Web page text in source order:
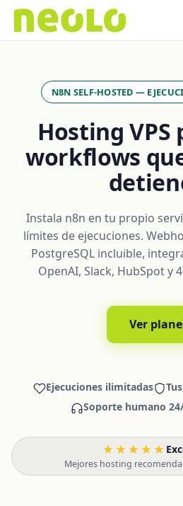
N8N SELF-HOSTED —
Hosting VPS
workflows
Instala n8n en tu propio
límites de ejecuciones.
PostgreSQL incluible,
OpenAI, Slack, HubSpot y
Ver
Ejecuciones ilimitadas
Soporte humano
★★★★★
Mejores hosting